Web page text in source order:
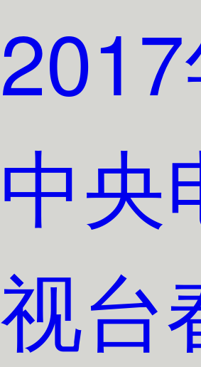
中央
视台